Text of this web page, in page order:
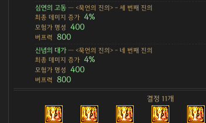
심연의 고동 — <묵언의 진의> - 세 번째 진의
최종 데미지 증가 4%
모험가 명성 400
버프력 800
신념의 대가 — <묵언의 진의> - 네 번째 진의
최종 데미지 증가 4%
모험가 명성 400
버프력 800
결정 11개